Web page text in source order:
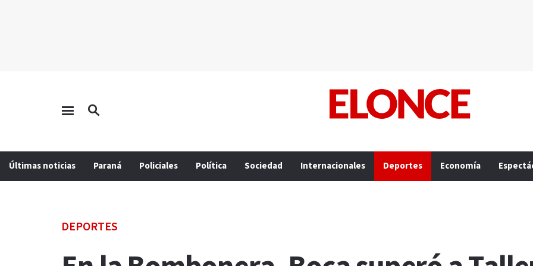
Últimas noticias Paraná Policiales Política Sociedad Internacionales Deportes Economía
DEPORTES